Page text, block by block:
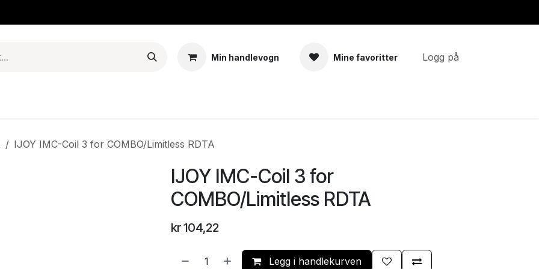
Min handlevogn Mine favoritter Logg på
IJOY IMC-Coil 3 for COMBO/Limitless RDTA
IJOY IMC-Coil 3 for
COMBO/Limitless RDTA
kr104,22
Legg i handlekurven